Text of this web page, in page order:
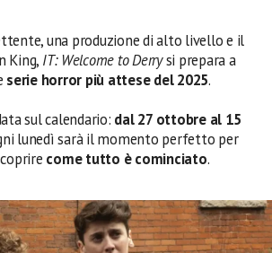
una produzione di alto livello e il
King, IT: Welcome to Derrysi prepara a
serie horror più attese del 2025.
sul calendario: dal 27 ottobre al 15
lunedì sarà il momento perfetto per
come tutto è cominciato.